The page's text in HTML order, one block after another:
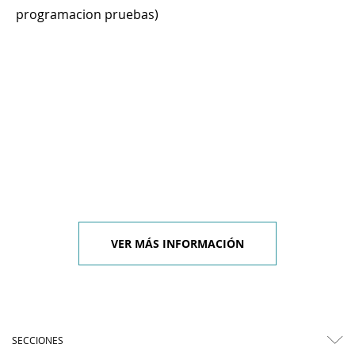
programacion pruebas)
VER MÁS INFORMACIÓN
SECCIONES